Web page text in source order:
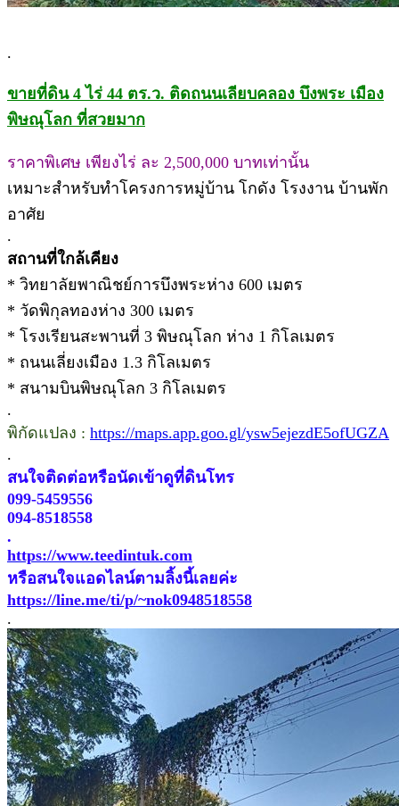
.
ขายที่ดิน 4 ไร่ 44 ตร.ว. ติดถนนเลียบคลอง บึงพระ เมือง
พิษณุโลก ที่สวยมาก
ราคาพิเศษ เพียงไร่ ละ 2,500,000 บาทเท่านั้น
เหมาะสำหรับทำโครงการหมู่บ้าน โกดัง โรงงาน บ้านพัก
อาศัย
.
สถานที่ใกล้เคียง
* วิทยาลัยพาณิชย์การบึงพระห่าง 600 เมตร
* วัดพิกุลทองห่าง 300 เมตร
* โรงเรียนสะพานที่ 3 พิษณุโลก ห่าง 1 กิโลเมตร
* ถนนเลี่ยงเมือง 1.3 กิโลเมตร
* สนามบินพิษณุโลก 3 กิโลเมตร
.
พิกัดแปลง : https://maps.app.goo.gl/ysw5ejezdE5ofUGZA
.
สนใจติดต่อหรือนัดเข้าดูที่ดินโทร
099-5459556
094-8518558
.
https://www.teedintuk.com
หรือสนใจแอดไลน์ตามลิ้งนี้เลยค่ะ
https://line.me/ti/p/~nok0948518558
.